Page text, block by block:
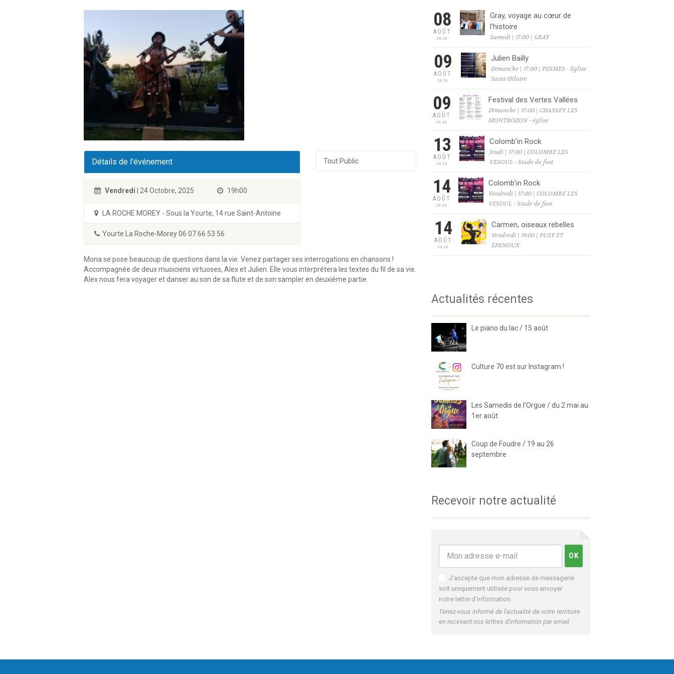
Détails de l'événement
Vendredi | 24 Octobre, 2025 19h00
LA ROCHE MOREY - Sous la Yourte, 14 rue Saint-Antoine
Yourte La Roche-Morey 06 07 66 53 56
Tout Public
Mona se pose beaucoup de questions dans la vie. Venez partager ses interrogations en chansons !
Accompagnée de deux musiciens virtuoses, Alex et Julien. Elle vous interprétera les textes du fil de sa vie.
Alex nous fera voyager et danser au son de sa flute et de son sampler en deuxième partie.
08
AOÛT
2026
Gray, voyage au cœur de
l’histoire
Samedi | 17:00 | GRAY
09
AOÛT
2026
Julien Bailly
Dimanche | 17:00 | PESMES - Eglise
Saint-Hilaire
09
AOÛT
2026
Festival des Vertes Vallées
Dimanche | 17:00 | CHASSEY LES
MONTBOZON - église
13
AOÛT
2026
Colomb’in Rock
Jeudi | 17:00 | COLOMBE LES
VESOUL - Stade de foot
14
AOÛT
2026
Colomb’in Rock
Vendredi | 17:00 | COLOMBE LES
VESOUL - Stade de foot
14
AOÛT
2026
Carmen, oiseaux rebelles
Vendredi | 19:00 | PUSY ET
EPENOUX
Actualités récentes
Le piano du lac / 15 août
Culture 70 est sur Instagram !
Les Samedis de l’Orgue / du 2 mai au
1er août
Coup de Foudre / 19 au 26
septembre
Recevoir notre actualité
J'accepte que mon adresse de messagerie
soit uniquement utilisée pour vous envoyer
notre lettre d'information
Tenez-vous informé de l'actualité de votre territoire
en recevant nos lettres d'information par email